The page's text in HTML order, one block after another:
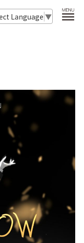
Language ▼